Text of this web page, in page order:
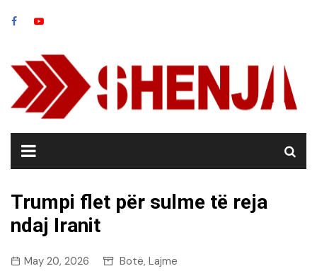
Trumpi flet për sulme të reja
ndaj Iranit
May 20, 2026 Botë, Lajme